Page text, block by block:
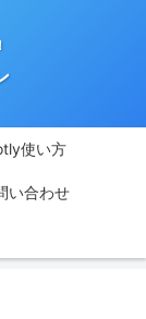
使い方
い合わせ